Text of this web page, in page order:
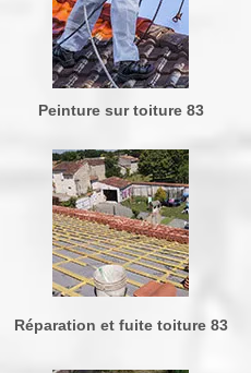
Peinture sur toiture 83
Réparation et fuite toiture 83